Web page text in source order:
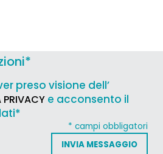
*
preso visione dell’
PRIVACY e acconsento il
* campi obbligatori